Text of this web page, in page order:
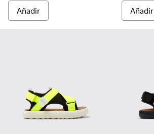
Añadir Añadir